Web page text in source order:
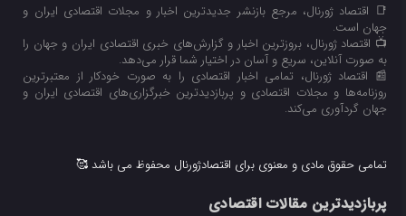
📑 اقتصاد ژورنال، مرجع بازنشر جدیدترین اخبار و مجلات اقتصادی ایران و
جهان است.
📺 اقتصاد ژورنال، بروزترین اخبار و گزارش‌های خبری اقتصادی ایران و جهان را
به صورت آنلاین، سریع و آسان در اختیار شما قرار می‌‌دهد.
📰 اقتصاد ژورنال، تمامی اخبار اقتصادی را به صورت خودکار از معتبرترین
روزنامه‌ها و مجلات اقتصادی و پربازدیدترین خبرگزاری‌های اقتصادی ایران و
جهان گردآوری می‌کند.
تمامی حقوق مادی و معنوی برای اقتصادژورنال محفوظ می باشد 🥰
پربازدیدترین مقالات اقتصادی